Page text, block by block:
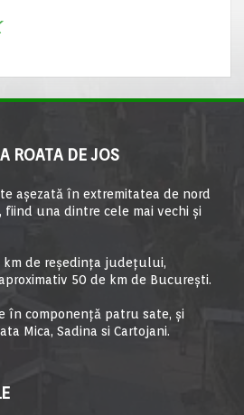
ROATA DE JOS
aşezată în extremitatea de nord
una dintre cele mai vechi şi
km de reşedinţa judeţului,
50 de km de Bucureşti.
în componență patru sate, și
Mica, Sadina si Cartojani.